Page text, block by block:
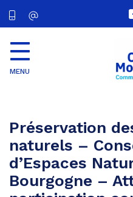
MENU
Préservation
naturels –
d’Espaces
Bourgogne –